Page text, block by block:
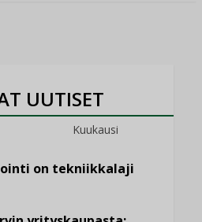
UUTISET
Kuukausi
on tekniikkalaji